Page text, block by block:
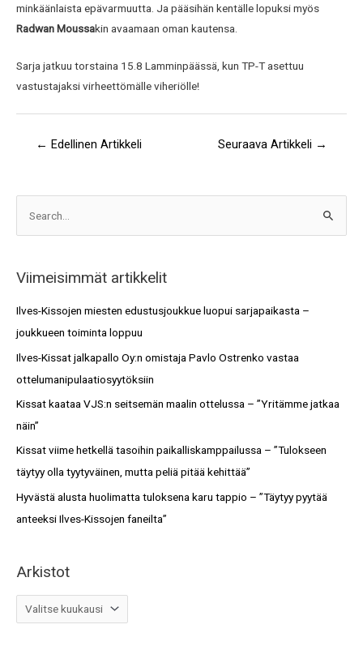
minkäänlaista epävarmuutta. Ja pääsihän kentälle lopuksi myös
Radwan Moussakin avaamaan oman kautensa.
Sarja jatkuu torstaina 15.8 Lamminpäässä, kun TP-T asettuu
vastustajaksi virheettömälle viheriölle!
← Edellinen Artikkeli Seuraava Artikkeli →
e
r
c
h
Viimeisimmät artikkelit
Ilves-Kissojen miesten edustusjoukkue luopui sarjapaikasta –
joukkueen toiminta loppuu
Ilves-Kissat jalkapallo Oy:n omistaja Pavlo Ostrenko vastaa
ottelumanipulaatiosyytöksiin
Kissat kaataa VJS:n seitsemän maalin ottelussa – ”Yritämme jatkaa
näin”
Kissat viime hetkellä tasoihin paikalliskamppailussa – ”Tulokseen
täytyy olla tyytyväinen, mutta peliä pitää kehittää”
Hyvästä alusta huolimatta tuloksena karu tappio – ”Täytyy pyytää
anteeksi Ilves-Kissojen faneilta”
Arkistot
i
t
o
t